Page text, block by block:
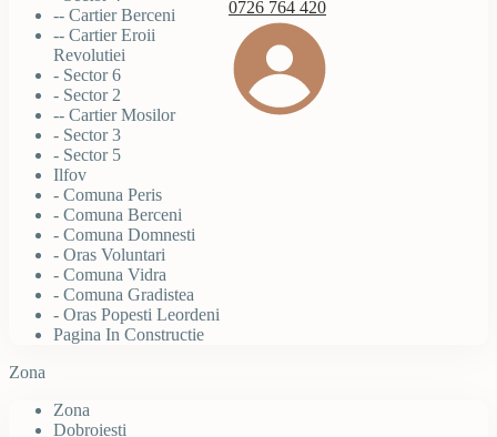
0726 764 420
-- Cartier Berceni
-- Cartier Eroii
Revolutiei
- Sector 6
- Sector 2
-- Cartier Mosilor
- Sector 3
- Sector 5
Ilfov
- Comuna Peris
- Comuna Berceni
- Comuna Domnesti
- Oras Voluntari
- Comuna Vidra
- Comuna Gradistea
- Oras Popesti Leordeni
Pagina In Constructie
Zona
Zona
Dobroiesti